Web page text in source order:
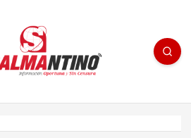
- medios/noticias/editorial